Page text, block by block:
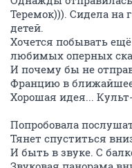
Теремок))). Сидела на
детей.
Хочется побывать
любимых оперных
И почему бы не
Францию в ближайшее
Хорошая идея...
Попробовала
Тянет спуститься
И быть в звуке. С